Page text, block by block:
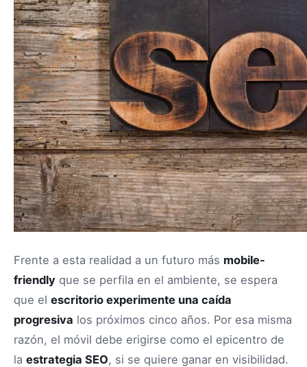
Frente a esta realidad a un futuro más mobile-
friendly que se perfila en el ambiente, se espera
que el escritorio experimente una caída
progresiva los próximos cinco años. Por esa misma
razón, el móvil debe erigirse como el epicentro de
la estrategia SEO, si se quiere ganar en visibilidad.